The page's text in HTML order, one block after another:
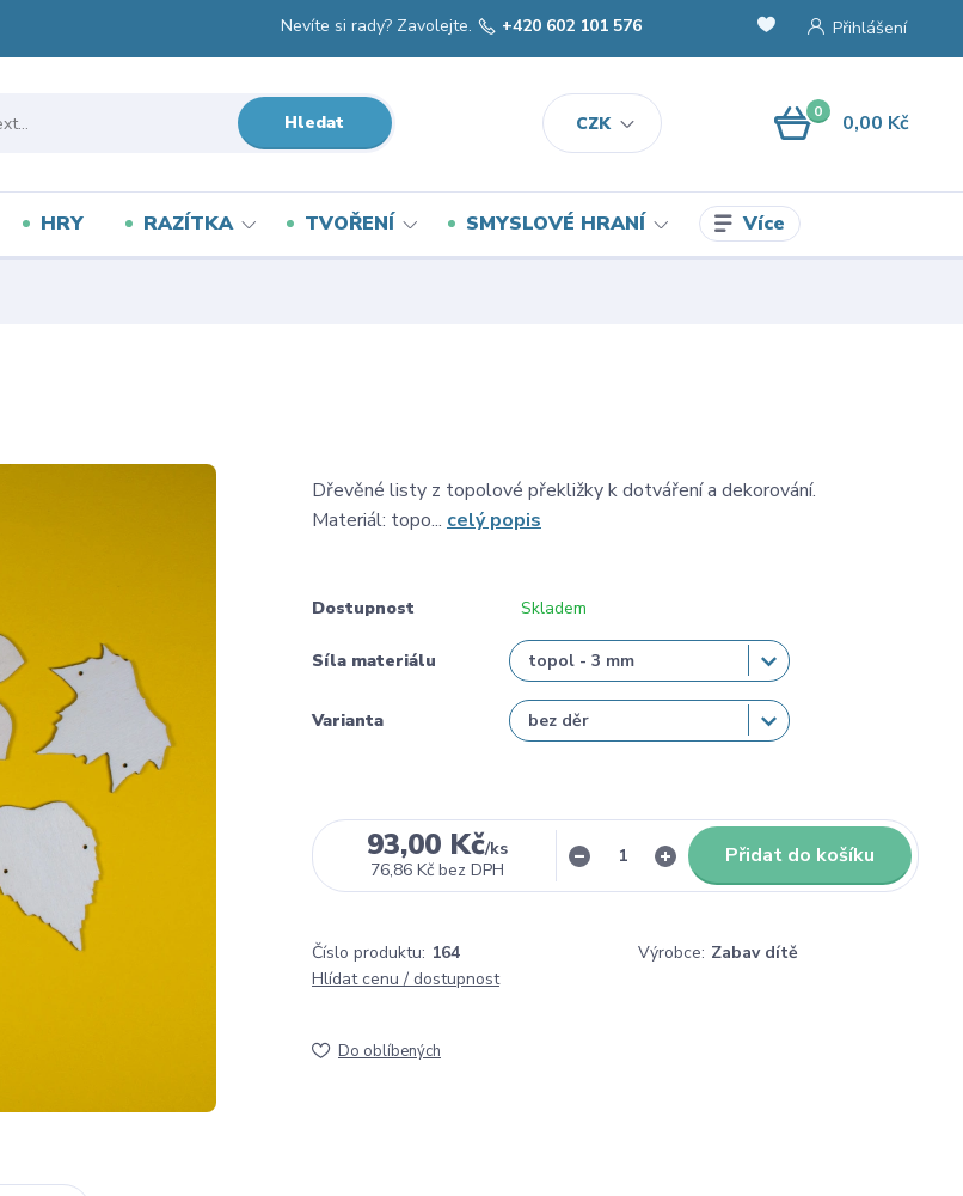
CZK
Přihlášení
Hledat
Nevíte si rady? Zavolejte. +420 602 101 576
0 0,00 Kč
HRY RAZÍTKA TVOŘENÍ SMYSLOVÉ HRANÍ Více
Dřevěné listy z topolové překližky k dotváření a dekorování.
Materiál: topo... celý popis
Dostupnost Skladem
Síla materiálu
Varianta
93,00 Kč/ks
76,86 Kč bez DPH
Přidat do košíku
Číslo produktu: 164 Výrobce: Zabav dítě
Hlídat cenu / dostupnost
Do oblíbených